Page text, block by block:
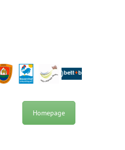
Homepage